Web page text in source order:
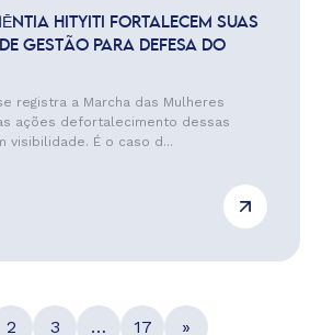
HITYITI FORTALECEM SUAS
GESTÃO PARA DEFESA DO
registra a Marcha das Mulheres
ações defortalecimento dessas
visibilidade. É o caso d...
2 3 … 17 »